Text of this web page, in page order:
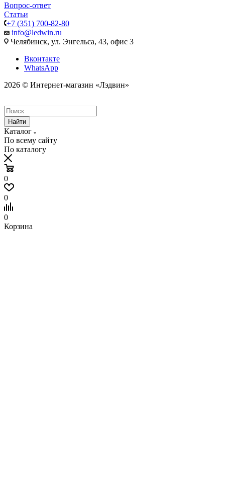
Вопрос-ответ
Статьи
+7 (351) 700-82-80
info@ledwin.ru
Челябинск, ул. Энгельса, 43, офис 3
Вконтакте
WhatsApp
2026 © Интернет-магазин «Лэдвин»
Найти
Каталог
По всему сайту
По каталогу
0
0
0
Корзина